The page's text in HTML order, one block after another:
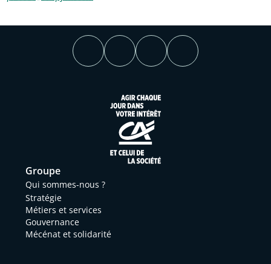
Groupe
Qui sommes-nous ?
Stratégie
Métiers et services
Gouvernance
Mécénat et solidarité